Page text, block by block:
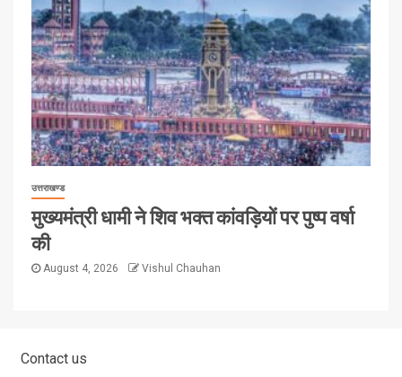
उत्तराखण्ड
मुख्यमंत्री धामी ने शिव भक्त कांवड़ियों पर पुष्प वर्षा
की
August 4, 2026 Vishul Chauhan
Contact us